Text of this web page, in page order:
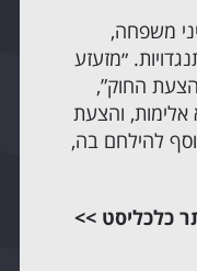
משפחה,
״מזעזע
החוק”,
אלימות, והצעת
להילחם בה,
כלכליסט >>